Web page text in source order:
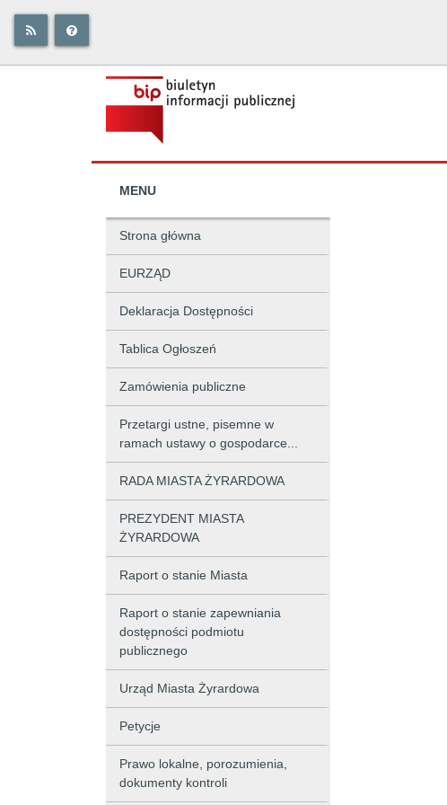
MENU
Strona główna
EURZĄD
Deklaracja Dostępności
Tablica Ogłoszeń
Zamówienia publiczne
Przetargi ustne, pisemne w
ramach ustawy o gospodarce...
RADA MIASTA ŻYRARDOWA
PREZYDENT MIASTA
ŻYRARDOWA
Raport o stanie Miasta
Raport o stanie zapewniania
dostępności podmiotu
publicznego
Urząd Miasta Żyrardowa
Petycje
Prawo lokalne, porozumienia,
dokumenty kontroli